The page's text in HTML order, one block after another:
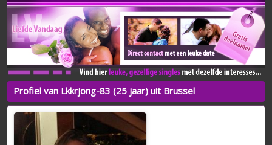
Profiel van Lkkrjong-83 (25 jaar) uit Brussel